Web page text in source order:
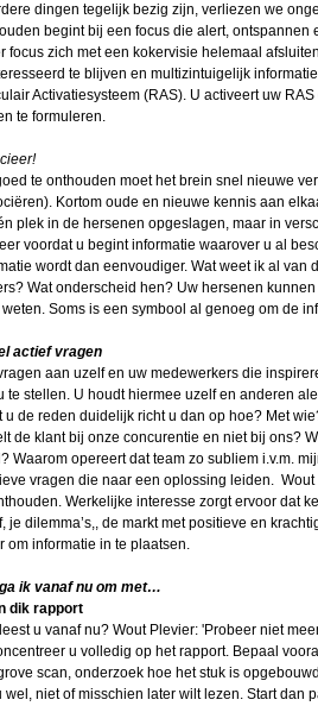
dingen tegelijk bezig zijn, verliezen we
begint bij een focus die alert, ontspannen
focus zich met een kokervisie helemaal
te blijven en multizintuigelijk
Activatiesysteem (RAS). U activeert uw
te formuleren.
te onthouden moet het brein snel nieuwe
Kortom oude en nieuwe kennis aan
plek in de hersenen opgeslagen, maar in
voordat u begint informatie waarover u al
wordt dan eenvoudiger. Wat weet ik al van
Wat onderscheid hen? Uw hersenen
Soms is een symbool al genoeg om de
actief vragen
aan uzelf en uw medewerkers die
te stellen. U houdt hiermee uzelf en anderen
u de reden duidelijk richt u dan op hoe? Met
de klant bij onze concurentie en niet bij ons?
Waarom opereert dat team zo subliem i.v.m.
vragen die naar een oplossing leiden.
Werkelijke interesse zorgt ervoor dat
je dilemma’s,, de markt met positieve en
om informatie in te plaatsen.
ik vanaf nu om met…
dik rapport
u vanaf nu? Wout Plevier: 'Probeer niet
u volledig op het rapport. Bepaal
scan, onderzoek hoe het stuk is
wel, niet of misschien later wilt lezen. Start dan